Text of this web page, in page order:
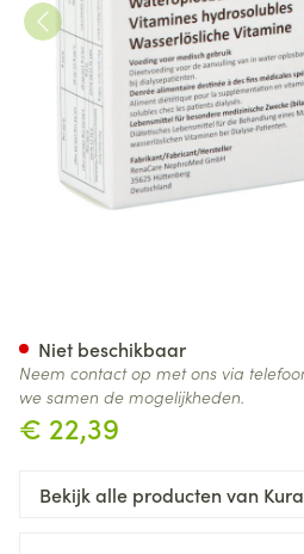
€ 22,39
Niet beschikbaar
Neem contact op met ons via
we samen de mogelijkheden.
Bekijk alle producten van